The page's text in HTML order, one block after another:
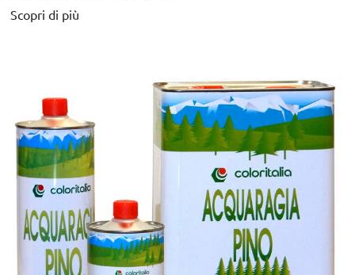
Scopri di più